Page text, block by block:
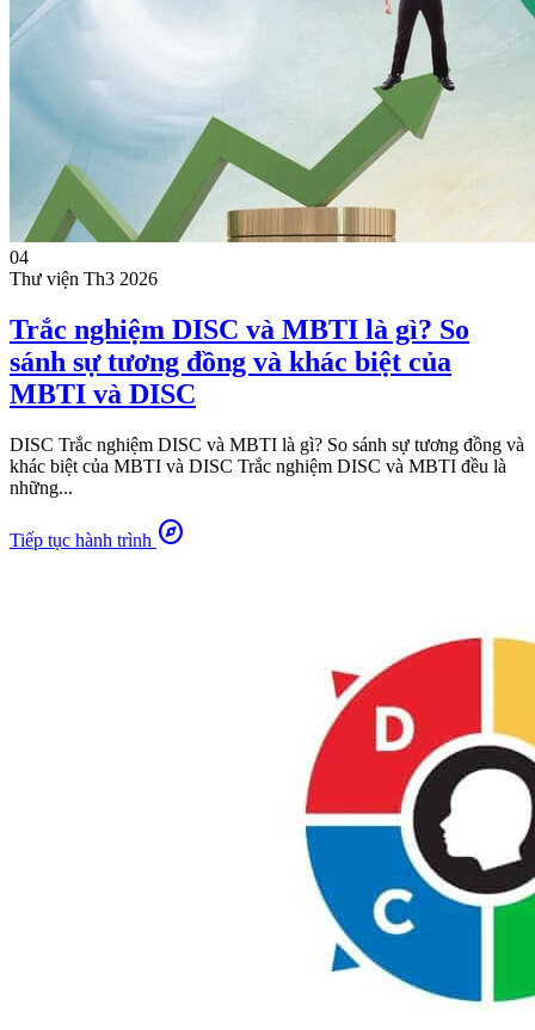
04
Thư viện Th3 2026
Trắc nghiệm DISC và MBTI là gì? So
sánh sự tương đồng và khác biệt của
MBTI và DISC
DISC Trắc nghiệm DISC và MBTI là gì? So sánh sự tương đồng và
khác biệt của MBTI và DISC Trắc nghiệm DISC và MBTI đều là
những...
Tiếp tục hành trình explore